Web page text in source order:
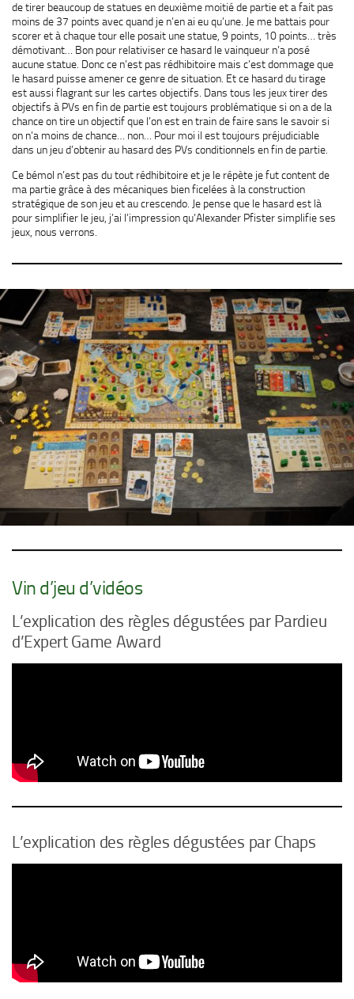
de tirer beaucoup de statues en deuxième moitié de partie et a fait pas
moins de 37 points avec quand je n’en ai eu qu’une. Je me battais pour
scorer et à chaque tour elle posait une statue, 9 points, 10 points… très
démotivant… Bon pour relativiser ce hasard le vainqueur n’a posé
aucune statue. Donc ce n’est pas rédhibitoire mais c’est dommage que
le hasard puisse amener ce genre de situation. Et ce hasard du tirage
est aussi flagrant sur les cartes objectifs. Dans tous les jeux tirer des
objectifs à PVs en fin de partie est toujours problématique si on a de la
chance on tire un objectif que l’on est en train de faire sans le savoir si
on n’a moins de chance… non… Pour moi il est toujours préjudiciable
dans un jeu d’obtenir au hasard des PVs conditionnels en fin de partie.
Ce bémol n’est pas du tout rédhibitoire et je le répète je fut content de
ma partie grâce à des mécaniques bien ficelées à la construction
stratégique de son jeu et au crescendo. Je pense que le hasard est là
pour simplifier le jeu, j’ai l’impression qu’Alexander Pfister simplifie ses
jeux, nous verrons.
Vin d’jeu d’vidéos
L’explication des règles dégustées par Pardieu
d’Expert Game Award
L’explication des règles dégustées par Chaps